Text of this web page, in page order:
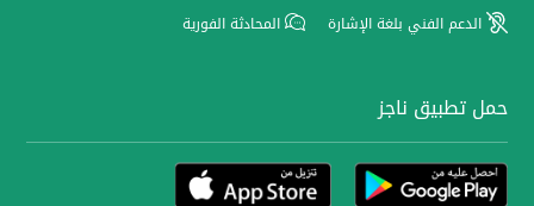
الدعم الفني بلغة الإشارة المحادثة الفورية
حمل تطبيق ناجز